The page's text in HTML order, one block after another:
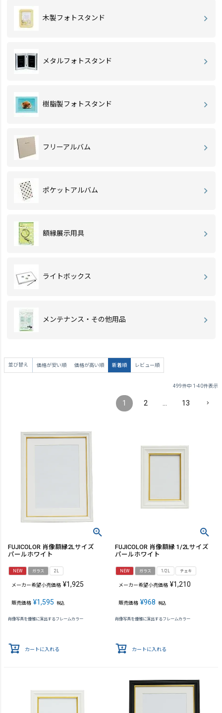
木製フォトスタンド
メタルフォトスタンド
樹脂製フォトスタンド
フリーアルバム
ポケットアルバム
額縁展示用具
ライトボックス
メンテナンス・その他用品
並び替え 価格が安い順 価格が高い順 新着順 レビュー順
499件中 1 -40件表示
1 2 13
FUJICOLOR 肖像額縁2Lサイズ
パールホワイト
NEW ガラス 2L
メーカー希望小売価格 ¥1,925
販売価格 ¥1,595 税込
肖像写真を優雅に演出するフレームカラー
カートに入れる
FUJICOLOR 肖像額縁 1/2Lサイズ
パールホワイト
NEW ガラス 1/2L チェキ
メーカー希望小売価格 ¥1,210
販売価格 ¥968 税込
肖像写真を優雅に演出するフレームカラー
カートに入れる